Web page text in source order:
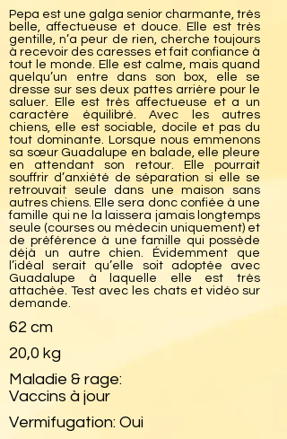
Pepa est une galga senior charmante, très
belle, affectueuse et douce. Elle est très
gentille, n’a peur de rien, cherche toujours
à recevoir des caresses et fait confiance à
tout le monde. Elle est calme, mais quand
quelqu’un entre dans son box, elle se
dresse sur ses deux pattes arrière pour le
saluer. Elle est très affectueuse et a un
caractère équilibré. Avec les autres
chiens, elle est sociable, docile et pas du
tout dominante. Lorsque nous emmenons
sa sœur Guadalupe en balade, elle pleure
en attendant son retour. Elle pourrait
souffrir d’anxiété de séparation si elle se
retrouvait seule dans une maison sans
autres chiens. Elle sera donc confiée à une
famille qui ne la laissera jamais longtemps
seule (courses ou médecin uniquement) et
de préférence à une famille qui possède
déjà un autre chien. Évidemment que
l’idéal serait qu’elle soit adoptée avec
Guadalupe à laquelle elle est très
attachée. Test avec les chats et vidéo sur
demande.
62 cm
20,0 kg
Maladie & rage:
Vaccins à jour
Vermifugation: Oui